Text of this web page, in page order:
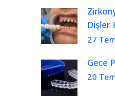
Dişler
27
Gece
20